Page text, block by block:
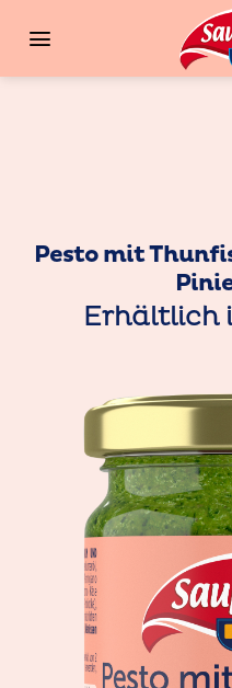
Inhalt
Pesto mit
Erhältlich